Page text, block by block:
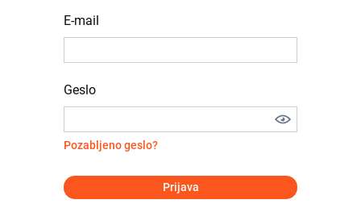
E-mail
Geslo
Pozabljeno geslo?
Prijava